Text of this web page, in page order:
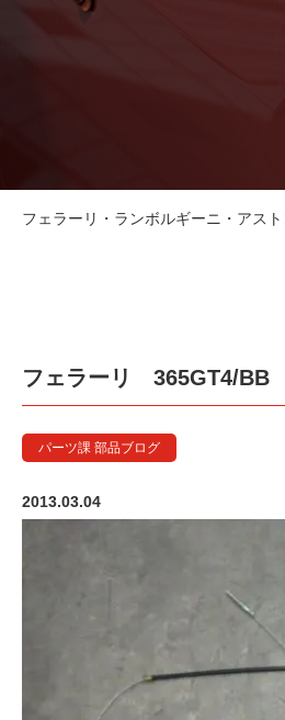
フェラーリ・ランボルギーニ・アス
フェラーリ 365GT4/BB
パーツ課 部品ブログ
2013.03.04